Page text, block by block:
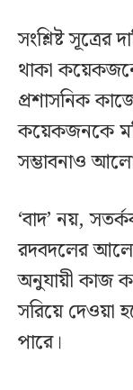
সংশ্লিষ্ট সূত্রের
থাকা
প্রশাসনিক
কয়েকজনকে
সম্ভাবনাও
‘বাদ’ নয়,
রদবদলের
অনুযায়ী কাজ
সরিয়ে দেওয়া
পারে।